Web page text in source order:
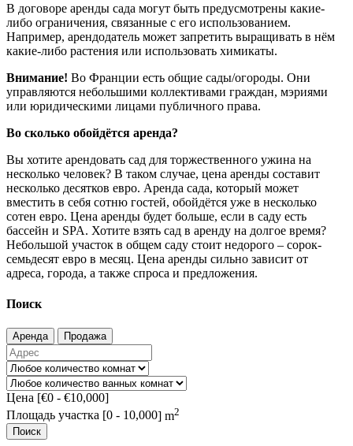
В договоре аренды сада могут быть предусмотрены какие-
либо ограничения, связанные с его использованием.
Например, арендодатель может запретить выращивать в нём
какие-либо растения или использовать химикаты.
Внимание! Во Франции есть общие сады/огороды. Они
управляются небольшими коллективами граждан, мэриями
или юридическими лицами публичного права.
Во сколько обойдётся аренда?
Вы хотите арендовать сад для торжественного ужина на
несколько человек? В таком случае, цена аренды составит
несколько десятков евро. Аренда сада, который может
вместить в себя сотню гостей, обойдётся уже в несколько
сотен евро. Цена аренды будет больше, если в саду есть
бассейн и SPA. Хотите взять сад в аренду на долгое время?
Небольшой участок в общем саду стоит недорого – сорок-
семьдесят евро в месяц. Цена аренды сильно зависит от
адреса, города, а также спроса и предложения.
Поиск
Аренда Продажа
Цена [€0 - €10,000]
Площадь участка [0 - 10,000] m2
Поиск